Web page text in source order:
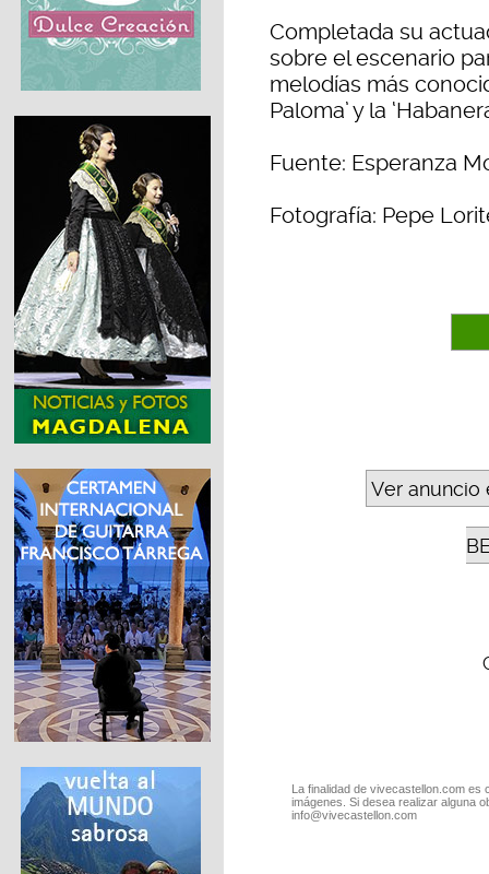
Completada su
sobre el escenario
melodías más
Paloma’ y la
Fuente: Esperanza
Fotografía: Pepe
Ver anuncio
La finalidad de vivecastellon.com
imágenes. Si desea realizar alguna
info@vivecastellon.com